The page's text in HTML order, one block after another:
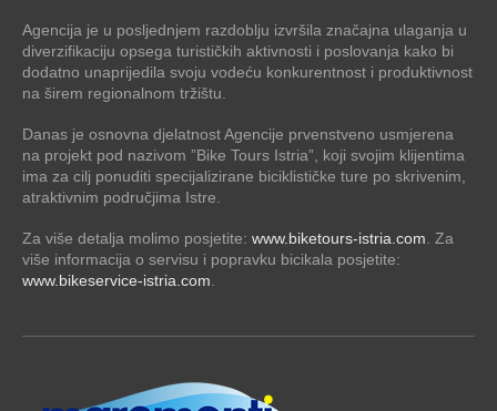
Agencija je u posljednjem razdoblju izvršila značajna ulaganja u
diverzifikaciju opsega turističkih aktivnosti i poslovanja kako bi
dodatno unaprijedila svoju vodeću konkurentnost i produktivnost
na širem regionalnom tržištu.
Danas je osnovna djelatnost Agencije prvenstveno usmjerena
na projekt pod nazivom ”Bike Tours Istria”, koji svojim klijentima
ima za cilj ponuditi specijalizirane biciklističke ture po skrivenim,
atraktivnim područjima Istre.
Za više detalja molimo posjetite: www.biketours-istria.com. Za
više informacija o servisu i popravku bicikala posjetite:
www.bikeservice-istria.com.